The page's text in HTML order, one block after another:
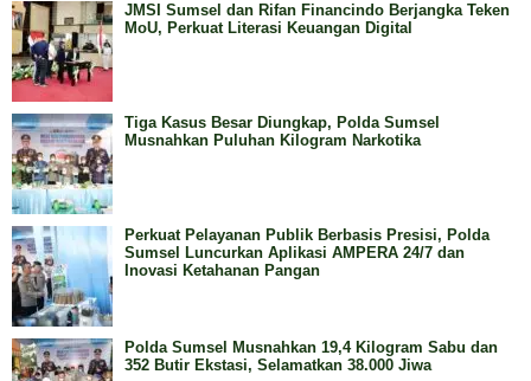
JMSI Sumsel dan Rifan Financindo Berjangka Teken
MoU, Perkuat Literasi Keuangan Digital
Tiga Kasus Besar Diungkap, Polda Sumsel
Musnahkan Puluhan Kilogram Narkotika
Perkuat Pelayanan Publik Berbasis Presisi, Polda
Sumsel Luncurkan Aplikasi AMPERA 24/7 dan
Inovasi Ketahanan Pangan
Polda Sumsel Musnahkan 19,4 Kilogram Sabu dan
352 Butir Ekstasi, Selamatkan 38.000 Jiwa